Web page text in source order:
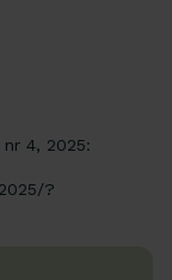
4, 2025:
?